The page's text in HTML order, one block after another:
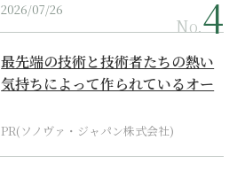
2026/07/26
No.
最先端の技術と技術者たちの熱い
気持ちによって作られているオー
PR(ソノヴァ・ジャパン株式会社)